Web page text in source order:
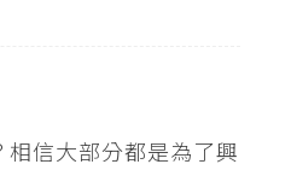
信大部分都是為了興